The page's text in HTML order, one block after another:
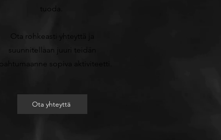
tuoda.
Ota rohkeasti yhteyttä ja
suunnitellaan juuri teidän
sopiva aktiviteetti.
Ota yhteyttä